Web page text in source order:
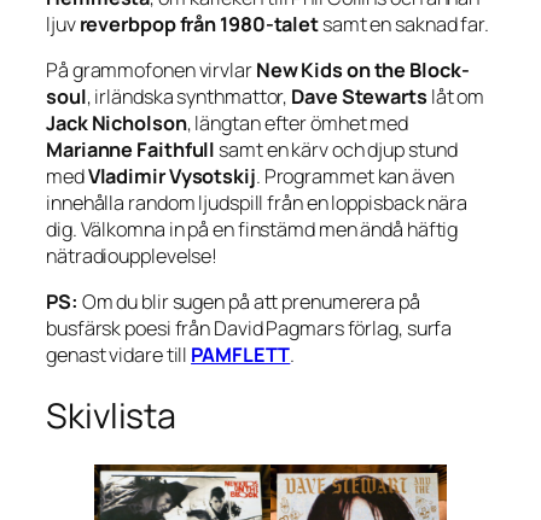
ljuvreverbpop från 1980-taletsamt en saknad far.
På grammofonen virvlarNew Kids on the Block-
soul, irländska synthmattor, Dave Stewarts låt om
Jack Nicholson, längtan efter ömhet med
Marianne Faithfull samt en kärv och djup stund
medVladimir Vysotskij. Programmet kan även
innehålla random ljudspill från en loppisback nära
dig.Välkomna in på en finstämd men ändå häftig
nätradioupplevelse!
PS: Om du blir sugen på att prenumerera på
busfärsk poesi från David Pagmars förlag, surfa
genast vidare till PAMFLETT.
Skivlista